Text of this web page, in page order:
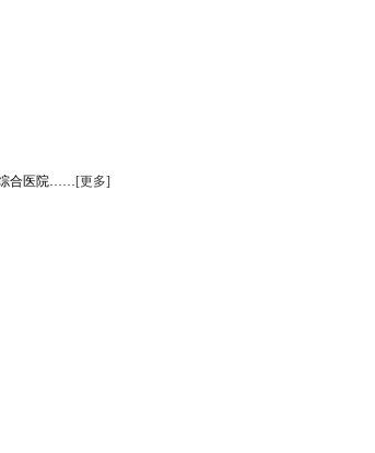
综合医院……[更多]